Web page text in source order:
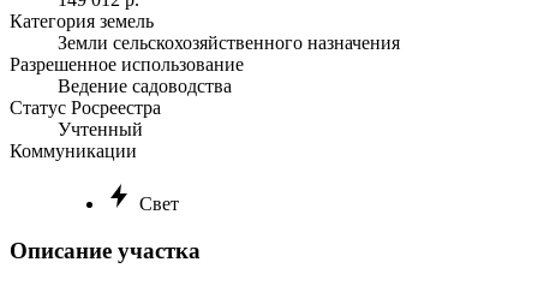
Категория земель
Земли сельскохозяйственного назначения
Разрешенное использование
Ведение садоводства
Статус Росреестра
Учтенный
Коммуникации
Свет
Описание участка